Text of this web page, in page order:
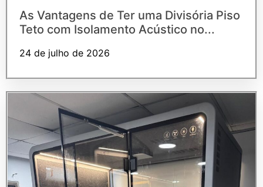
As Vantagens de Ter uma Divisória Piso
Teto com Isolamento Acústico no...
24 de julho de 2026